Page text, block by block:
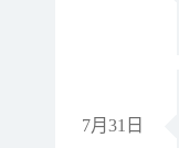
7月31日